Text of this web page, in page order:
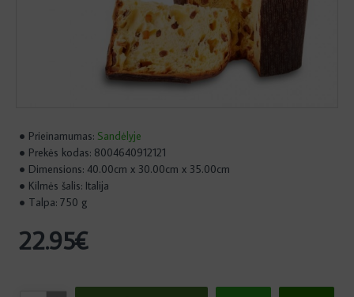
Prieinamumas: Sandėlyje
Prekės kodas: 8004640912121
Dimensions: 40.00cm x 30.00cm x 35.00cm
Kilmės šalis: Italija
Talpa: 750 g
22.95€